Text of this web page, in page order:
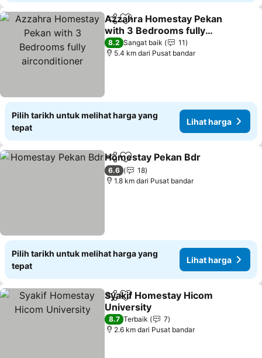
KongsiTambah ke favorit
Azzahra Homestay Pekan
with 3 Bedrooms fully
airconditioner
8.2 Sangat baik
11
5.4 km dari Pusat bandar
Pilih tarikh untuk melihat harga yang
tepat
Lihat harga
KongsiTambah ke favorit
Homestay Pekan Bdr
6.6
18
1.8 km dari Pusat bandar
Pilih tarikh untuk melihat harga yang
tepat
Lihat harga
KongsiTambah ke favorit
Syakif Homestay Hicom
University
8.7 Terbaik
7
2.6 km dari Pusat bandar